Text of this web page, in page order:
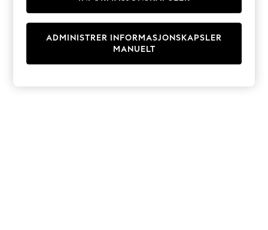
Sets & Outfits
T-Shirts
ADMINISTRER INFORMASJONSKAPSLER
MANUELT